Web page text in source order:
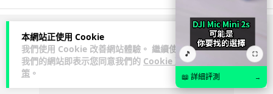
本網站正使用 Cookie
我們使用 Cookie 改善網站體驗。 繼續使用
我們的網站即表示您同意我們的 Cookie 政
策 。
ADVERTISEMENT
🎵 ⛶
📖 詳細評測 →